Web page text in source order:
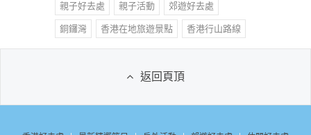
親子好去處 親子活動 郊遊好去處
銅鑼灣 香港在地旅遊景點 香港行山路線
返回頁頂